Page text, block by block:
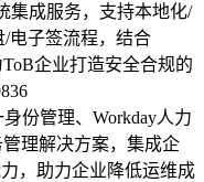
集成服务，支持本地化/
电子签流程，结合
企业打造安全合规的
份管理、Workday人力
理解决方案，集成企
，助力企业降低运维成